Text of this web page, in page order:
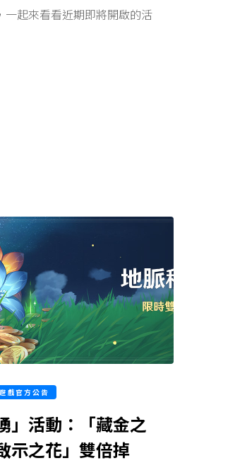
一起來看看近期即將開啟的活
遊戲官方公告
」活動：「藏金之
示之花」雙倍掉